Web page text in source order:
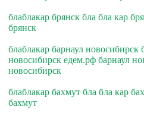
блаблакар брянск бла бла кар
брянск
блаблакар барнаул новосибирск
новосибирск едем.рф барнаул
новосибирск
блаблакар бахмут бла бла кар
бахмут